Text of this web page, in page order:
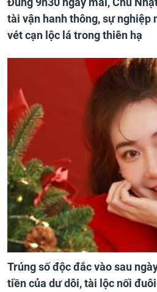
tài vận hanh thông, sự nghiệp
vét cạn lộc lá trong thiên hạ
Trúng số độc đắc vào sau
tiền của dư dôi, tài lộc nối